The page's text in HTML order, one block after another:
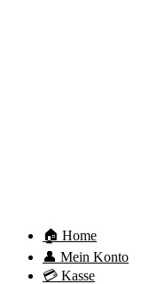
🏠 Home
👤 Mein Konto
💳 Kasse